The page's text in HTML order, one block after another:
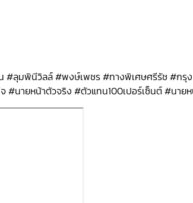
ลุมพินีวิลล์ #พงษ์เพชร #ทางพิเศษศรีรัช #กรุ
นายหน้าตัวจริง #ตัวแทน100เปอร์เซ็นต์ #นาย